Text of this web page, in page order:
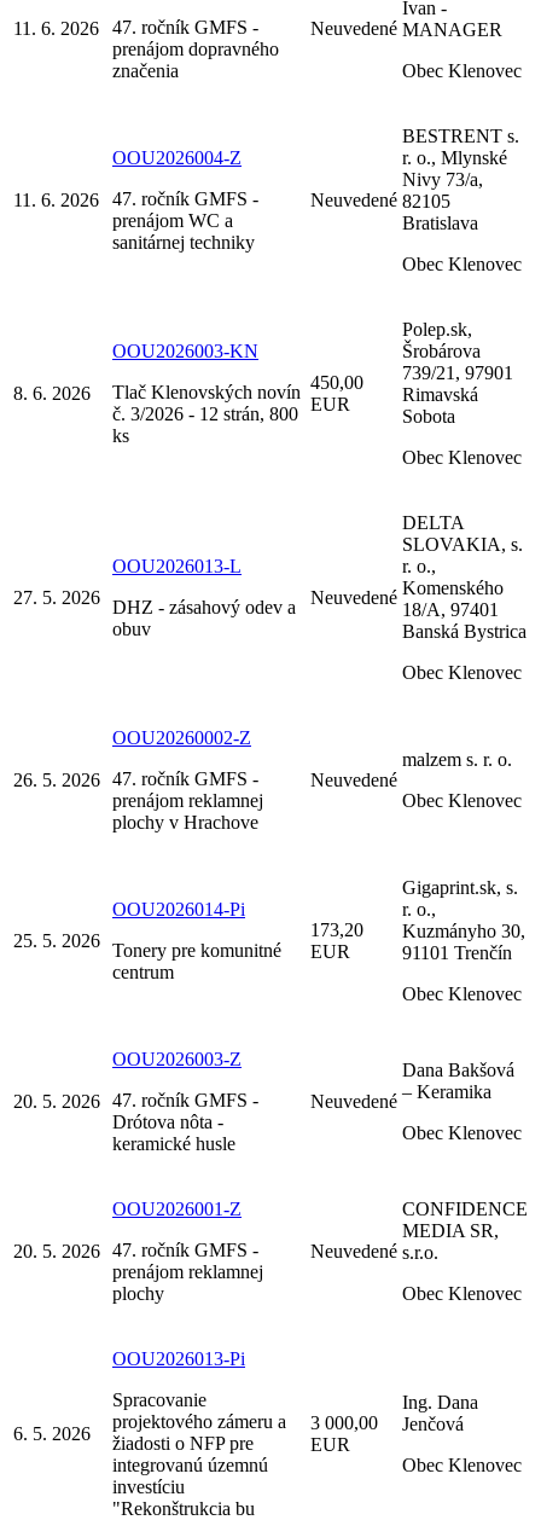
11. 6. 2026
47. ročník GMFS -
prenájom dopravného
značenia
Neuvedené
Ivan -
MANAGER
Obec Klenovec
11. 6. 2026
OOU2026004-Z
47. ročník GMFS -
prenájom WC a
sanitárnej techniky
Neuvedené
BESTRENT s.
r. o., Mlynské
Nivy 73/a,
82105
Bratislava
Obec Klenovec
8. 6. 2026
OOU2026003-KN
Tlač Klenovských novín
č. 3/2026 - 12 strán, 800
ks
450,00
EUR
Polep.sk,
Šrobárova
739/21, 97901
Rimavská
Sobota
Obec Klenovec
27. 5. 2026
OOU2026013-L
DHZ - zásahový odev a
obuv
Neuvedené
DELTA
SLOVAKIA, s.
r. o.,
Komenského
18/A, 97401
Banská Bystrica
Obec Klenovec
26. 5. 2026
OOU20260002-Z
47. ročník GMFS -
prenájom reklamnej
plochy v Hrachove
Neuvedené
malzem s. r. o.
Obec Klenovec
25. 5. 2026
OOU2026014-Pi
Tonery pre komunitné
centrum
173,20
EUR
Gigaprint.sk, s.
r. o.,
Kuzmányho 30,
91101 Trenčín
Obec Klenovec
20. 5. 2026
OOU2026003-Z
47. ročník GMFS -
Drótova nôta -
keramické husle
Neuvedené
Dana Bakšová
– Keramika
Obec Klenovec
20. 5. 2026
OOU2026001-Z
47. ročník GMFS -
prenájom reklamnej
plochy
Neuvedené
CONFIDENCE
MEDIA SR,
s.r.o.
Obec Klenovec
6. 5. 2026
OOU2026013-Pi
Spracovanie
projektového zámeru a
žiadosti o NFP pre
integrovanú územnú
investíciu
"Rekonštrukcia bu
3 000,00
EUR
Ing. Dana
Jenčová
Obec Klenovec